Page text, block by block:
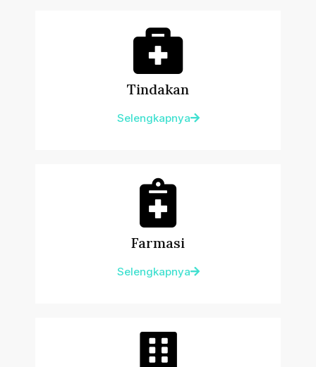
Tindakan
Selengkapnya
Farmasi
Selengkapnya